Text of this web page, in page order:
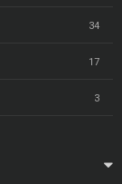
34
17
3